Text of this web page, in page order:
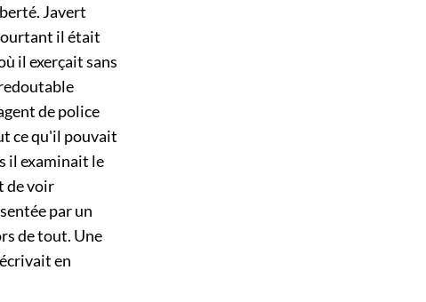
Javert
il était
il exerçait sans
de police
ce qu'il pouvait
il examinait le
de voir
par un
de tout. Une
en